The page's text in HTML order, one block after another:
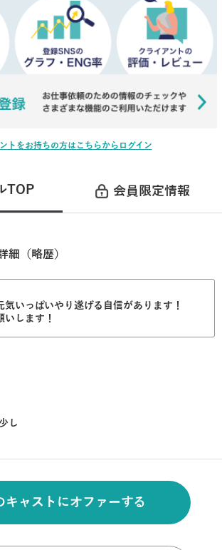
トをお持ちの方はこちらからログイン
TOP 会員限定情報
細（略歴）
いっぱいやり遂げる自信があります！
します！
し
キャストにオファーする